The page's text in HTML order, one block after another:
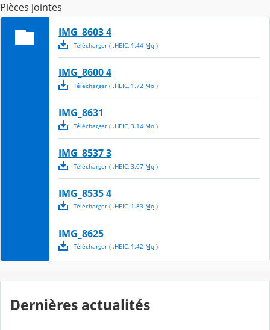
Pièces jointes
IMG_8603 4
Télécharger( .HEIC, 1.44 Mo)
IMG_8600 4
Télécharger( .HEIC, 1.72 Mo)
IMG_8631
Télécharger( .HEIC, 3.14 Mo)
IMG_8537 3
Télécharger( .HEIC, 3.07 Mo)
IMG_8535 4
Télécharger( .HEIC, 1.83 Mo)
IMG_8625
Télécharger( .HEIC, 1.42 Mo)
Dernières actualités